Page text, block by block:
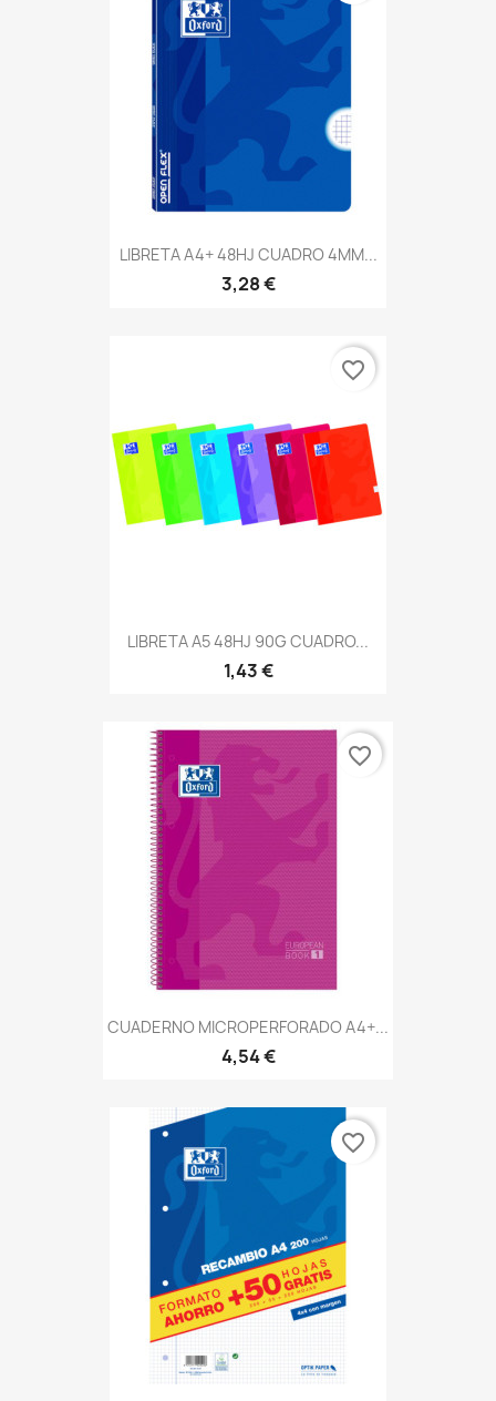
LIBRETA A4+ 48HJ CUADRO 4MM...
3,28 €
LIBRETA A5 48HJ 90G CUADRO...
1,43 €
favorite_border
CUADERNO MICROPERFORADO A4+...
4,54 €
favorite_border
favorite_border